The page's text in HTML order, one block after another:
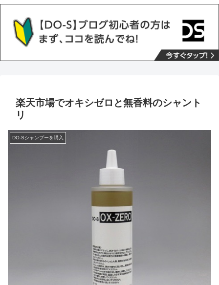
楽天市場でオキシゼロと無香料のシャント
リ
DO-Sシャンプーを購入